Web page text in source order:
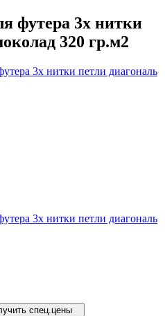
футера 3х нитки
320 гр.м2
спец.цены